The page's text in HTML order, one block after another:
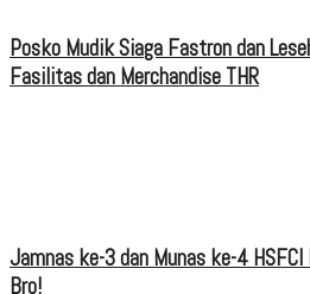
Posko Mudik Siaga Fastron dan
Fasilitas dan Merchandise THR
Jamnas ke-3 dan Munas ke-4
Bro!